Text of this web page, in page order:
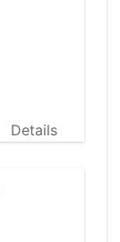
Details